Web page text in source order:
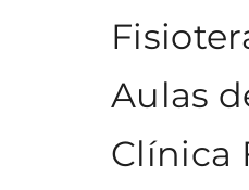
Aulas
Clínica